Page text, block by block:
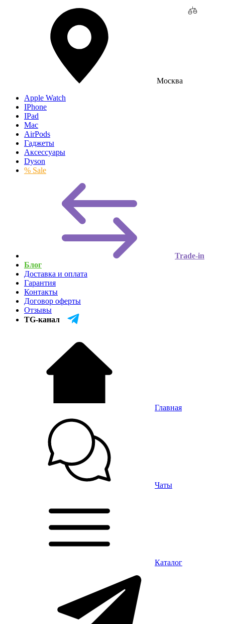
Москва
Apple Watch
IPhone
IPad
Mac
AirPods
Гаджеты
Аксессуары
Dyson
% Sale
Trade-in
Блог
Доставка и оплата
Гарантия
Контакты
Договор оферты
Отзывы
TG-канал
Главная
Чаты
Каталог